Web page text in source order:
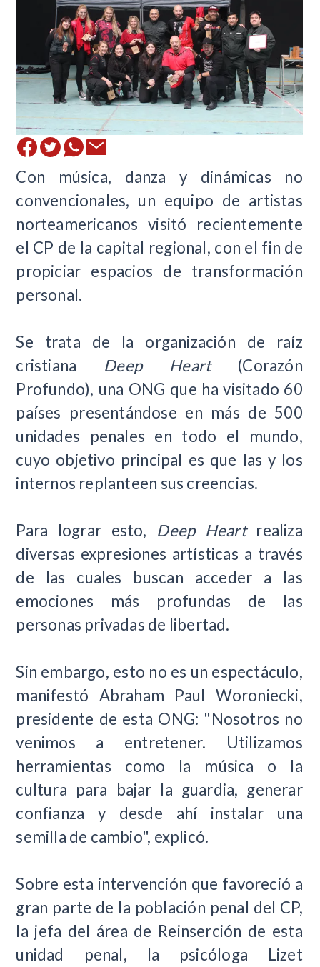
Con música, danza y dinámicas no
convencionales, un equipo de artistas
norteamericanos visitó recientemente
el CP de la capital regional, con el fin de
propiciar espacios de transformación
personal.
Se trata de la organización de raíz
cristiana Deep Heart(Corazón
Profundo), una ONG que ha visitado 60
países presentándose en más de 500
unidades penales en todo el mundo,
cuyo objetivo principal es que las y los
internos replanteen sus creencias.
Para lograr esto, Deep Heart realiza
diversas expresiones artísticas a través
de las cuales buscan acceder a las
emociones más profundas de las
personas privadas de libertad.
Sin embargo, esto no es un espectáculo,
manifestó Abraham Paul Woroniecki,
presidente de esta ONG: "Nosotros no
venimos a entretener. Utilizamos
herramientas como la música o la
cultura para bajar la guardia, generar
confianza y desde ahí instalar una
semilla de cambio", explicó.
Sobre esta intervención que favoreció a
gran parte de la población penal del CP,
la jefa del área de Reinserción de esta
unidad penal, la psicóloga Lizet